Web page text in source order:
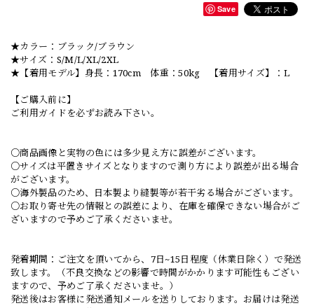
Save
★カラー：ブラック/ブラウン
★サイズ：S/M/L/XL/2XL
★【着用モデル】身長：170cm 体重：50kg 【着用サイズ】：L
【ご購入前に】
ご利用ガイドを必ずお読み下さい。
○商品画像と実物の色には多少見え方に誤差がございます。
○サイズは平置きサイズとなりますので測り方により誤差が出る場合
がございます。
○海外製品のため、日本製より縫製等が若干劣る場合がございます。
○お取り寄せ先の情報との誤差により、在庫を確保できない場合がご
ざいますので予めご了承くださいませ。
発着期間：ご注文を頂いてから、7日~15日程度（休業日除く）で発送
致します。（不良交換などの影響で時間がかかります可能性もござい
ますので、予めご了承くださいませ。）
発送後はお客様に発送通知メールを送りしております。お届けは発送